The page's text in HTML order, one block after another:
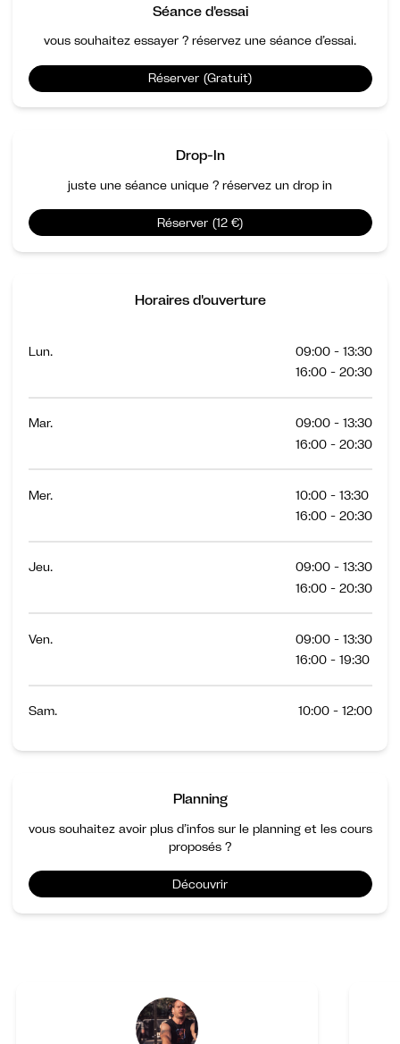
Séance d'essai
vous souhaitez essayer ? réservez une séance d’essai.
Réserver (Gratuit)
Drop-In
juste une séance unique ? réservez un drop in
Réserver (12 €)
Planning
vous souhaitez avoir plus d’infos sur le planning et les cours
proposés ?
Découvrir
Horaires d'ouverture
Lun.
09:00 - 13:30
16:00 - 20:30
Mar.
09:00 - 13:30
16:00 - 20:30
Mer.
10:00 - 13:30
16:00 - 20:30
Jeu.
09:00 - 13:30
16:00 - 20:30
Ven.
09:00 - 13:30
16:00 - 19:30
Sam. 10:00 - 12:00